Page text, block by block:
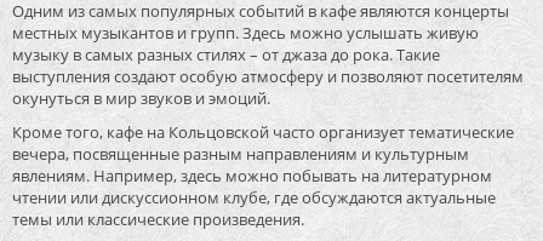
Одним из самых популярных событий в кафе являются концерты
местных музыкантов и групп. Здесь можно услышать живую
музыку в самых разных стилях – от джаза до рока. Такие
выступления создают особую атмосферу и позволяют посетителям
окунуться в мир звуков и эмоций.
Кроме того, кафе на Кольцовской часто организует тематические
вечера, посвященные разным направлениям и культурным
явлениям. Например, здесь можно побывать на литературном
чтении или дискуссионном клубе, где обсуждаются актуальные
темы или классические произведения.